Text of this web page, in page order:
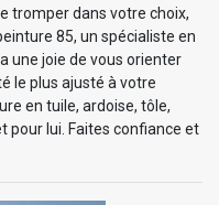
tromper dans votre choix,
85, un spécialiste en
une joie de vous orienter
le plus ajusté à votre
en tuile, ardoise, tôle,
pour lui. Faites confiance et